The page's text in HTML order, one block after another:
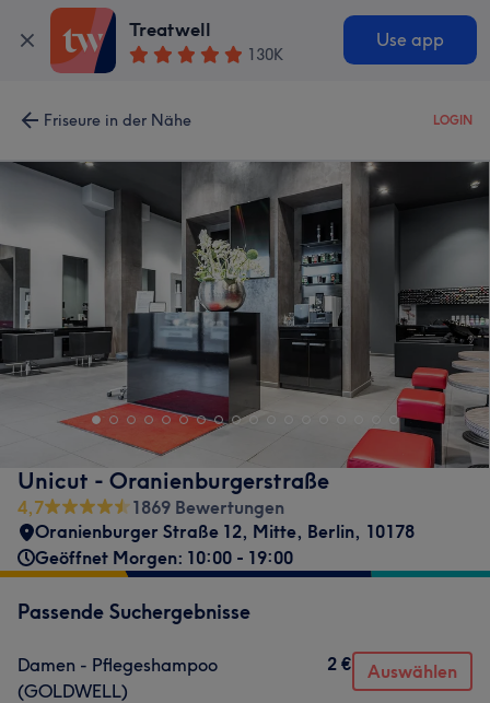
Treatwell
130K
Use app
Friseure in der Nähe LOGIN
Unicut - Oranienburgerstraße
4,7
1869 Bewertungen
Oranienburger Straße 12, Mitte, Berlin, 10178
Geöffnet Morgen: 10:00 - 19:00
Passende Suchergebnisse
Damen - Pflegeshampoo
(GOLDWELL)
2 € Auswählen